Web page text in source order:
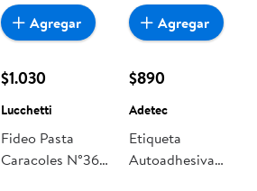
$1.030
Lucchetti
Fideo Pasta
Caracoles N°36
Agregar
$890
Adetec
Etiqueta
Autoadhesiva
Agregar